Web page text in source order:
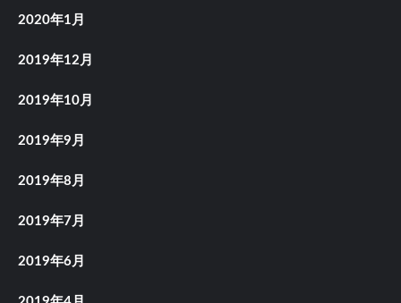
2020年1月
2019年12月
2019年10月
2019年9月
2019年8月
2019年7月
2019年6月